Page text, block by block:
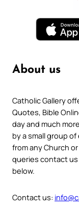
About us
Catholic Gallery
Quotes, Bible
day and much
by a small group
from any Church
queries contact
below.
Contact us: